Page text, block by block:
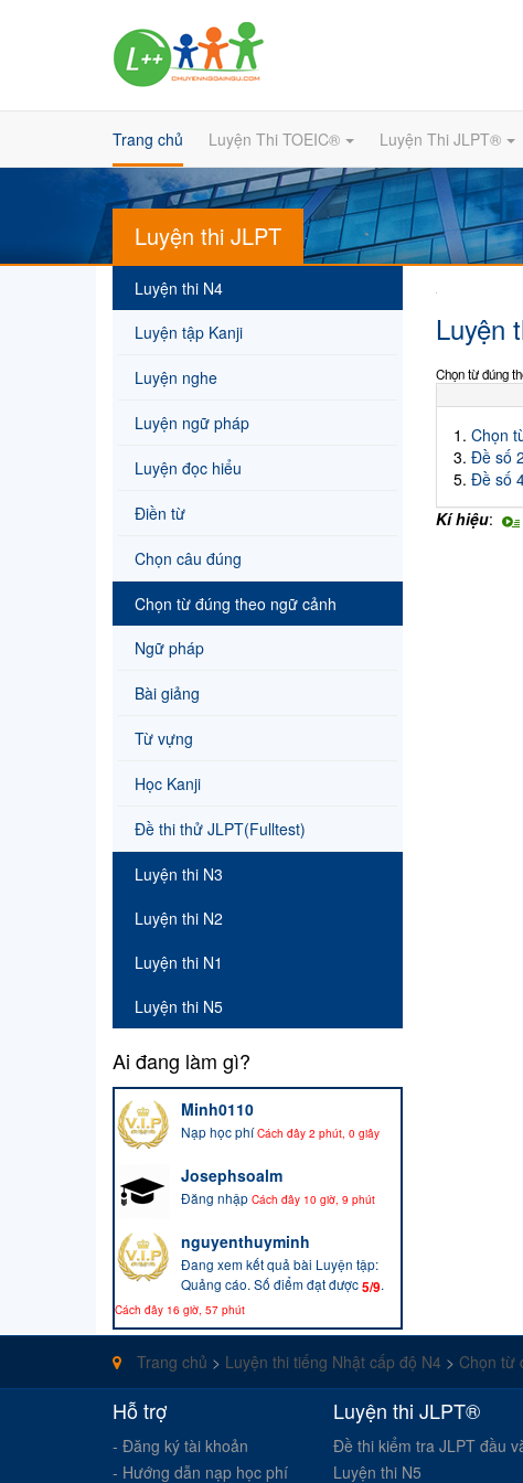
Trang chủ Luyện Thi TOEIC® Luyện Thi JLPT®
Luyện thi JLPT
Luyện thi N4
Luyện tập Kanji
Luyện nghe
Luyện ngữ pháp
Luyện đọc hiểu
Điền từ
Chọn câu đúng
Chọn từ đúng theo ngữ cảnh
Ngữ pháp
Bài giảng
Từ vựng
Học Kanji
Đề thi thử JLPT(Fulltest)
Luyện thi N3
Luyện thi N2
Luyện thi N1
Luyện thi N5
Ai đang làm gì?
Minh0110
Nạp học phí Cách đây 2 phút, 0 giây
Josephsoalm
Đăng nhập Cách đây 10 giờ, 9 phút
nguyenthuyminh
Đang xem kết quả bài Luyện tập:
Quảng cáo. Số điểm đạt được5/9.
Cách đây 16 giờ, 57 phút
nguyenthuyminh
Đã hoàn thành bài thi: Luyện tập:
Quảng cáo
nguyenthuyminh
Đang làm bài thi Luyện tập: Quảng
Luyện
Chọn từ đúng
1. Chọn
3. Đề số
5. Đề số
Kí hiệu:
Trang chủ > Luyện thi tiếng Nhật cấp độ N4 > Chọn từ
Hỗ trợ
- Đăng ký tài khoản
- Hướng dẫn nạp học phí
Luyện thi JLPT®
Đề thi kiểm tra JLPT đầu
Luyện thi N5